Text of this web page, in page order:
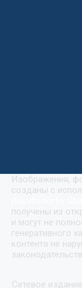
Изображения,
созданы с
получены из
и могут не
генеративного
контента не
Сетевое